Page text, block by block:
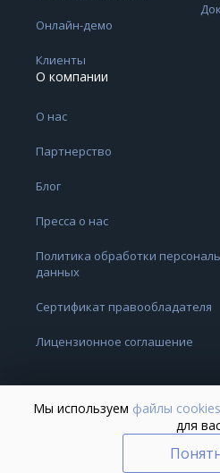
Онлайн-демо
Клиенты
О компании
О нас
Партнерство
Блог
Пресса о нас
Политика обработки
данных
Сертификат правообладателя
Лицензионное соглашение
Мы используем файлы cookies
для